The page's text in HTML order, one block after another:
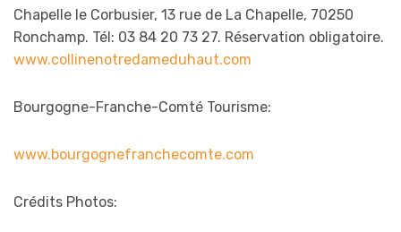
Chapelle le Corbusier, 13 rue de La Chapelle, 70250
Ronchamp. Tél: 03 84 20 73 27. Réservation obligatoire.
www.collinenotredameduhaut.com
Bourgogne-Franche-Comté Tourisme:
www.bourgognefranchecomte.com
Crédits Photos: